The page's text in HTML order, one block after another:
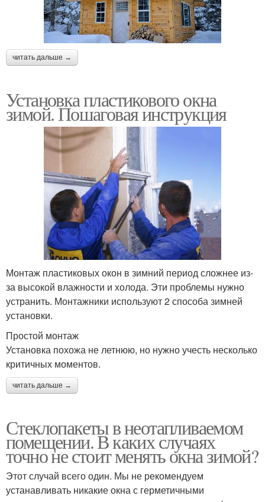
читать дальше →
Установка пластикового окна
зимой. Пошаговая инструкция
Монтаж пластиковых окон в зимний период сложнее из-
за высокой влажности и холода. Эти проблемы нужно
устранить. Монтажники используют 2 способа зимней
установки.
Простой монтаж
Установка похожа не летнюю, но нужно учесть несколько
критичных моментов.
читать дальше →
Стеклопакеты в неотапливаемом
помещении. В каких случаях
точно не стоит менять окна зимой?
Этот случай всего один. Мы не рекомендуем
устанавливать никакие окна с герметичными